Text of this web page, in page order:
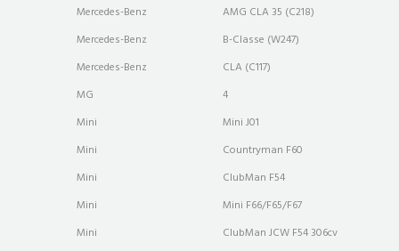
Mercedes-Benz
AMG CLA 35 (C218)
Mercedes-Benz
B-Classe (W247)
Mercedes-Benz
CLA (C117)
MG
4
Mini
Mini J01
Mini
Countryman F60
Mini
ClubMan F54
Mini
Mini F66/F65/F67
Mini
ClubMan JCW F54 306cv